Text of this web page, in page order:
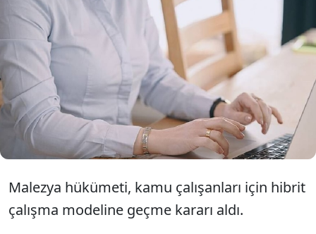
Malezya, kamu çalışanları için hibrit çalışma
modeline geçiyor. 1 Ağustos'tan itibaren
memurlar haftada iki gün evden, üç gün ise
ofisten çalışacak. Yeni düzenlemenin, kamu
hizmetlerinde modernleşme ve verimliliği
artırmayı hedefleyen reform sürecinin bir
parçası olduğu belirtildi.
Malezya hükümeti, kamu çalışanları için hibrit
çalışma modeline geçme kararı aldı.